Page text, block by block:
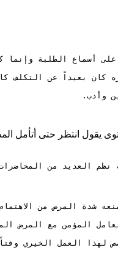
يقول انتظر حتى أتأمل
العديد من
العمل الخيري